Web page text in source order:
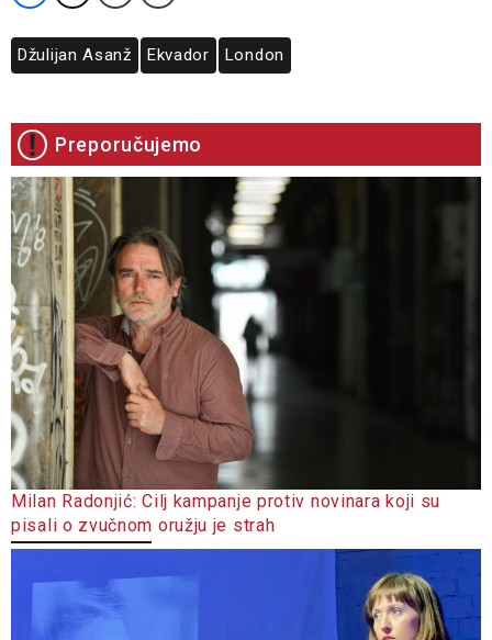
Džulijan Asanž Ekvador London
Preporučujemo
Milan Radonjić: Cilj kampanje protiv novinara koji su
pisali o zvučnom oružju je strah